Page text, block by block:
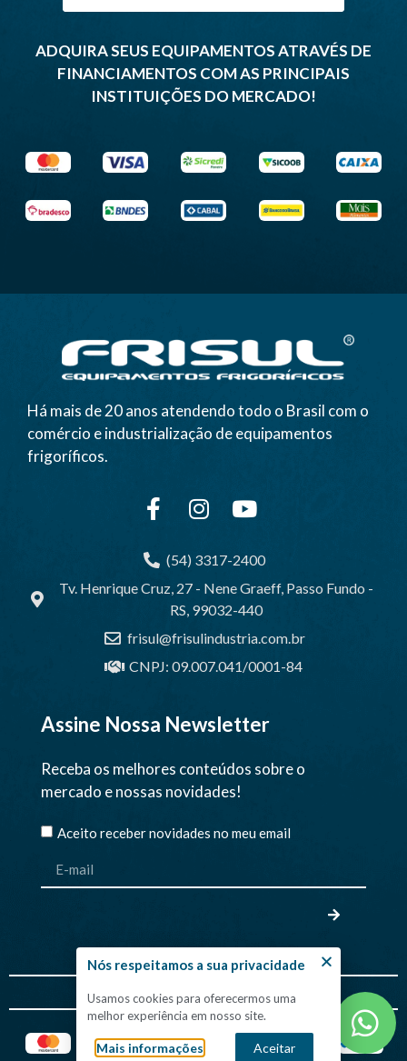
ADQUIRA SEUS EQUIPAMENTOS ATRAVÉS DE
FINANCIAMENTOS COM AS PRINCIPAIS
INSTITUIÇÕES DO MERCADO!
Há mais de 20 anos atendendo todo o Brasil com o
comércio e industrialização de equipamentos
frigoríficos.
(54) 3317-2400
Tv. Henrique Cruz, 27 - Nene Graeff, Passo Fundo -
RS, 99032-440
frisul@frisulindustria.com.br
CNPJ: 09.007.041/0001-84
Assine Nossa Newsletter
Receba os melhores conteúdos sobre o
mercado e nossas novidades!
Aceito receber novidades no meu email
Financiamentos
Nós respeitamos a sua privacidade
Usamos cookies para oferecermos uma
melhor experiência em nosso site.
Mais informações Aceitar